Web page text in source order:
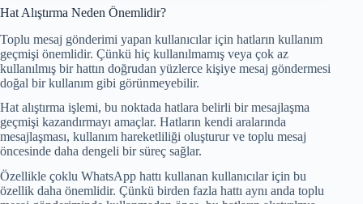
Hat Alıştırma Neden Önemlidir?
Toplu mesaj gönderimi yapan kullanıcılar için hatların kullanım
geçmişi önemlidir. Çünkü hiç kullanılmamış veya çok az
kullanılmış bir hattın doğrudan yüzlerce kişiye mesaj göndermesi
doğal bir kullanım gibi görünmeyebilir.
Hat alıştırma işlemi, bu noktada hatlara belirli bir mesajlaşma
geçmişi kazandırmayı amaçlar. Hatların kendi aralarında
mesajlaşması, kullanım hareketliliği oluşturur ve toplu mesaj
öncesinde daha dengeli bir süreç sağlar.
Özellikle çoklu WhatsApp hattı kullanan kullanıcılar için bu
özellik daha önemlidir. Çünkü birden fazla hattı aynı anda toplu